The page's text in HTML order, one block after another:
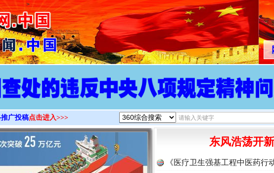
>
推广投稿点击进入>>>
东风浩荡开
《医疗卫生强基工程中医药行